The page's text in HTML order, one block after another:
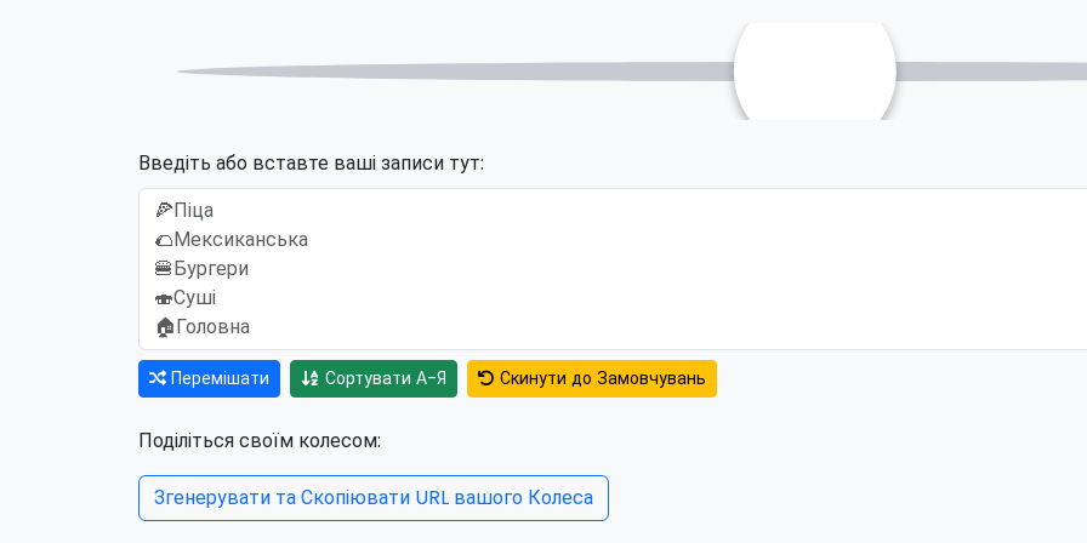
🍔Бургери
🍣Суші
Введіть або вставте ваші записи тут:
Перемішати Сортувати А-Я Скинути до Замовчувань
Поділіться своїм колесом:
Згенерувати та Скопіювати URL вашого Колеса